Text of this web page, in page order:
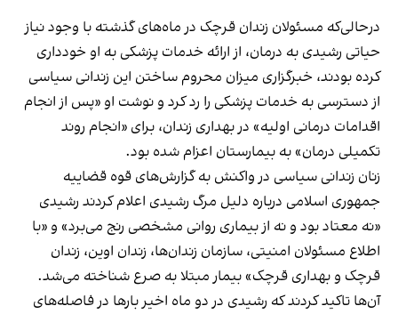
درحالی‌که مسئولان زندان قرچک در ماه‌های گذشته با وجود نیاز
حیاتی رشیدی به درمان، از ارائه خدمات پزشکی به او خودداری
کرده بودند، خبرگزاری میزان محروم ساختن این زندانی سیاسی
از دسترسی به خدمات پزشکی را رد کرد و نوشت او «پس از انجام
اقدامات درمانی اولیه» در بهداری زندان، برای «انجام روند
تکمیلی درمان» به بیمارستان اعزام شده بود.
زنان زندانی سیاسی در واکنش به گزارش‌های قوه قضاییه
جمهوری اسلامی درباره دلیل مرگ رشیدی اعلام کردند رشیدی
«نه معتاد بود و نه از بیماری روانی مشخصی رنج می‌برد» و «با
اطلاع مسئولان امنیتی، سازمان زندان‌ها، زندان اوین، زندان
قرچک و بهداری قرچک» بیمار مبتلا به صرع شناخته می‌شد.
آن‌ها تاکید کردند که رشیدی در دو ماه اخیر بارها در فاصله‌های